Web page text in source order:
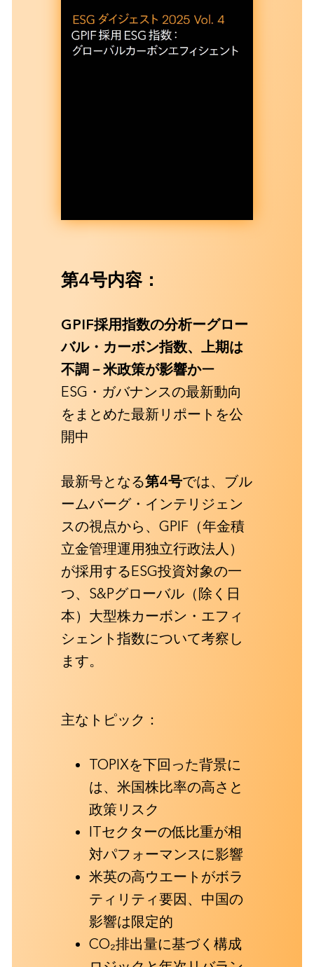
第4号内容：
GPIF採用指数の分析ーグロー
バル・カーボン指数、上期は
不調－米政策が影響かー
ESG・ガバナンスの最新動向
をまとめた最新リポートを公
開中
最新号となる第4号では、ブル
ームバーグ・インテリジェン
スの視点から、GPIF（年金積
立金管理運用独立行政法人）
が採用するESG投資対象の一
つ、S&Pグローバル（除く日
本）大型株カーボン・エフィ
シェント指数について考察し
ます。
主なトピック：
TOPIXを下回った背景に
は、米国株比率の高さと
政策リスク
ITセクターの低比重が相
対パフォーマンスに影響
米英の高ウエートがボラ
ティリティ要因、中国の
影響は限定的
CO₂排出量に基づく構成